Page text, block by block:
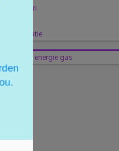
solden
vakantie
energie gas